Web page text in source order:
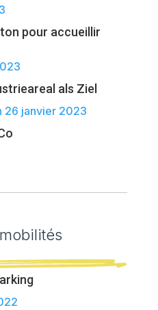
pour accueillir
als Ziel
26 janvier 2023